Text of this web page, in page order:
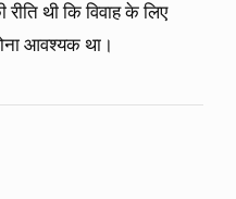
रीति थी कि विवाह के लिए
आवश्यक था।